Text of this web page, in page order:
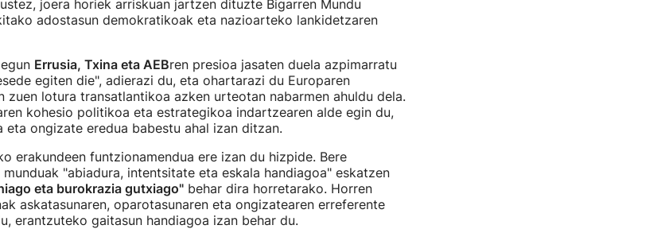
joera horiek arriskuan jartzen dituzte Bigarren Mundu
adostasun demokratikoak eta nazioarteko lankidetzaren
Errusia, Txina eta AEBren presioa jasaten duela azpimarratu
egiten die", adierazi du, eta ohartarazi du Europaren
zuen lotura transatlantikoa azken urteotan nabarmen ahuldu dela.
kohesio politikoa eta estrategikoa indartzearen alde egin du,
eta ongizate eredua babestu ahal izan ditzan.
erakundeen funtzionamendua ere izan du hizpide. Bere
"abiadura, intentsitate eta eskala handiagoa" eskatzen
eta burokrazia gutxiago"behar dira horretarako. Horren
askatasunaren, oparotasunaren eta ongizatearen erreferente
erantzuteko gaitasun handiagoa izan behar du.